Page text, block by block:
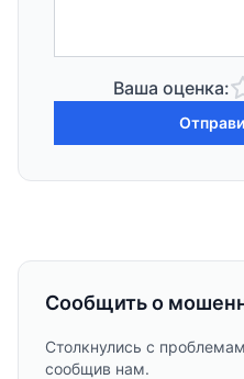
Ваша оценка:
Сообщить о
Столкнулись с
сообщив нам.